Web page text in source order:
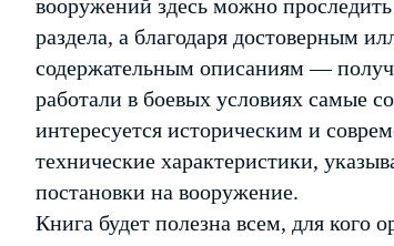
вооружений здесь можно
раздела, а благодаря достоверным
содержательным описаниям —
работали в боевых условиях самые
интересуется историческим и
технические характеристики,
постановки на вооружение.
Книга будет полезна всем, для кого